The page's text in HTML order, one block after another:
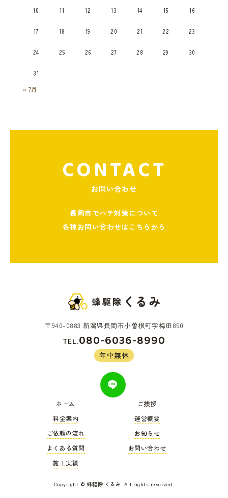
10 11 12 13 14 15 16
17 18 19 20 21 22 23
24 25 26 27 28 29 30
31
« 7月
CONTACT
お問い合わせ
長岡市でハチ対策について
各種お問い合わせはこちらから
〒940-0883 新潟県長岡市小曽根町字梅田850
TEL.080-6036-8990
年中無休
ホーム
料金案内
ご依頼の流れ
よくある質問
施工実績
ご挨拶
運営概要
お知らせ
お問い合わせ
Copyright © 蜂駆除 くるみ. All rights reserved.